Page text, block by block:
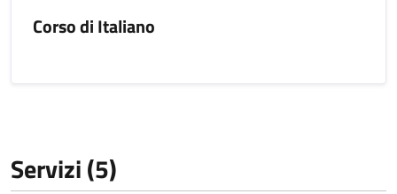
Corso di Italiano
Servizi (5)